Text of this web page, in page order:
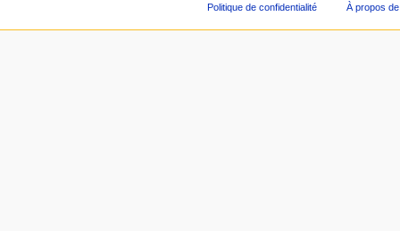
Politique de confidentialité À propos